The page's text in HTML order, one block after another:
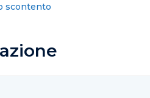
din don… ha segnato Bocalon”